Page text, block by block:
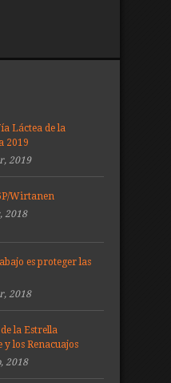
Láctea de la
2019
2019
Wirtanen
2018
es proteger las
2018
la Estrella
y los Renacuajos
2018